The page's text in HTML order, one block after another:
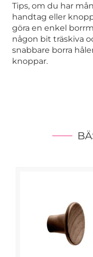
Tips, om du har
handtag eller
göra en enkel
någon bit träskiva
snabbare borra
knoppar.